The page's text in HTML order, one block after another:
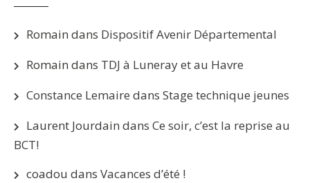
Romain dans Dispositif Avenir Départemental
Romain dans TDJ à Luneray et au Havre
Constance Lemaire dans Stage technique jeunes
Laurent Jourdain dans Ce soir, c’est la reprise au
BCT!
coadou dans Vacances d’été !